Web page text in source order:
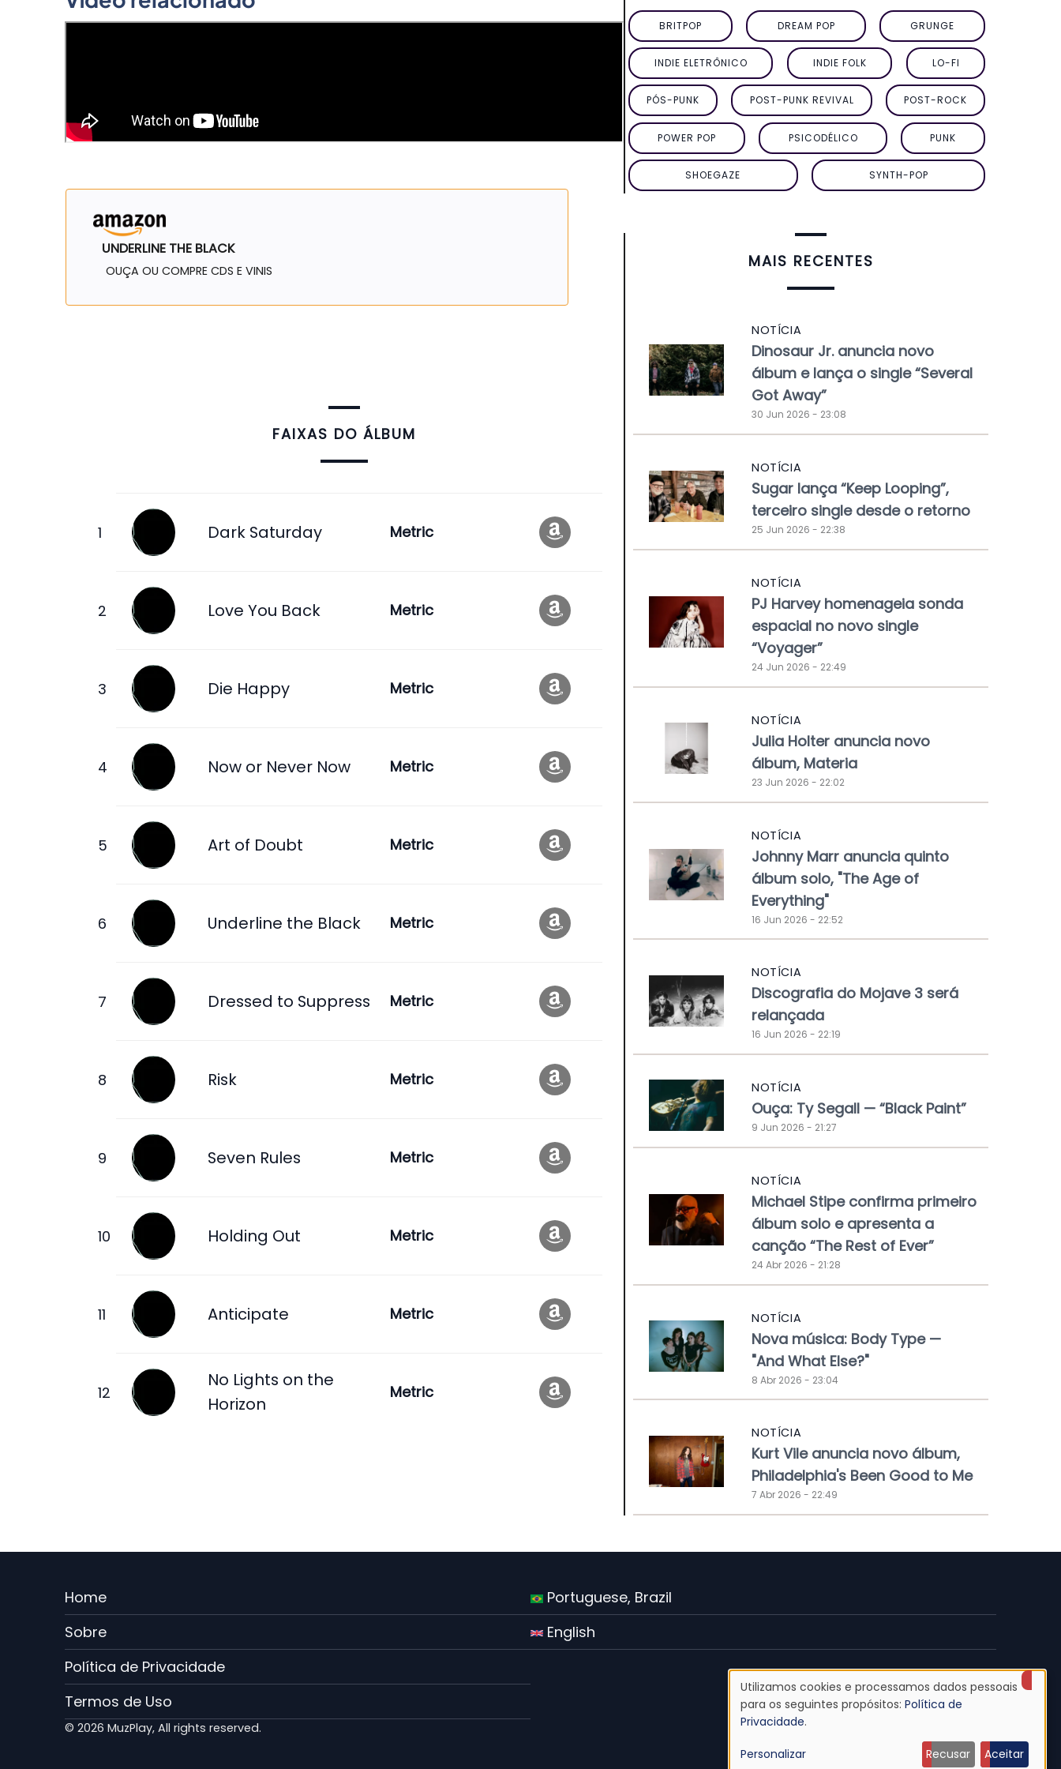
UNDERLINE THE BLACK
OUÇA OU COMPRE CDS E VINIS
FAIXAS DO ÁLBUM
Dark Saturday Metric
Love You Back Metric
Die Happy Metric
Now or Never Now Metric
Art of Doubt Metric
Underline the Black Metric
Dressed to Suppress Metric
Risk Metric
Seven Rules Metric
Holding Out Metric
Anticipate Metric
No Lights on the
Horizon
Metric
BRITPOP DREAM POP GRUNGE
INDIE ELETRÔNICO INDIE FOLK LO-FI
PÓS-PUNK POST-PUNK REVIVAL POST-ROCK
POWER POP PSICODÉLICO PUNK
SHOEGAZE SYNTH-POP
MAIS RECENTES
NOTÍCIA
Dinosaur Jr. anuncia novo
álbum e lança o single “Several
Got Away”
30 Jun 2026 - 23:08
NOTÍCIA
Sugar lança “Keep Looping”,
terceiro single desde o retorno
25 Jun 2026 - 22:38
NOTÍCIA
PJ Harvey homenageia sonda
espacial no novo single
“Voyager”
24 Jun 2026 - 22:49
NOTÍCIA
Julia Holter anuncia novo
álbum, Materia
23 Jun 2026 - 22:02
NOTÍCIA
Johnny Marr anuncia quinto
álbum solo, "The Age of
Everything"
16 Jun 2026 - 22:52
NOTÍCIA
Discografia do Mojave 3 será
relançada
16 Jun 2026 - 22:19
NOTÍCIA
Ouça: Ty Segall — “Black Paint”
9 Jun 2026 - 21:27
NOTÍCIA
Michael Stipe confirma primeiro
álbum solo e apresenta a
canção “The Rest of Ever”
24 Abr 2026 - 21:28
NOTÍCIA
Nova música: Body Type —
"And What Else?"
8 Abr 2026 - 23:04
NOTÍCIA
Kurt Vile anuncia novo álbum,
Philadelphia's Been Good to Me
7 Abr 2026 - 22:49
Menu
Rodape
PT
Home
Sobre
Política de Privacidade
Termos de Uso
Portuguese, Brazil
English
© 2026 MuzPlay, All rights reserved.
Uso
de
Utilizamos cookies e processamos dados pessoais
para os seguintes propósitos: Política de
Privacidade.
Personalizar Recusar Aceitar